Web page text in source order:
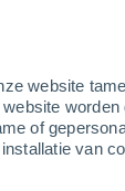
website
of
van
37°